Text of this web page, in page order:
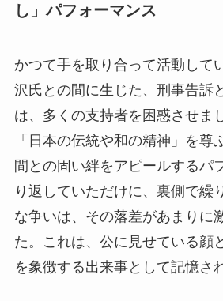
し」パフォーマンス
かつて手を取り合って活動して
沢氏との間に生じた、刑事告訴
は、多くの支持者を困惑させま
「日本の伝統や和の精神」を尊
間との固い絆をアピールするパ
り返していただけに、裏側で繰
な争いは、その落差があまりに
た。これは、公に見せている顔
を象徴する出来事として記憶さ